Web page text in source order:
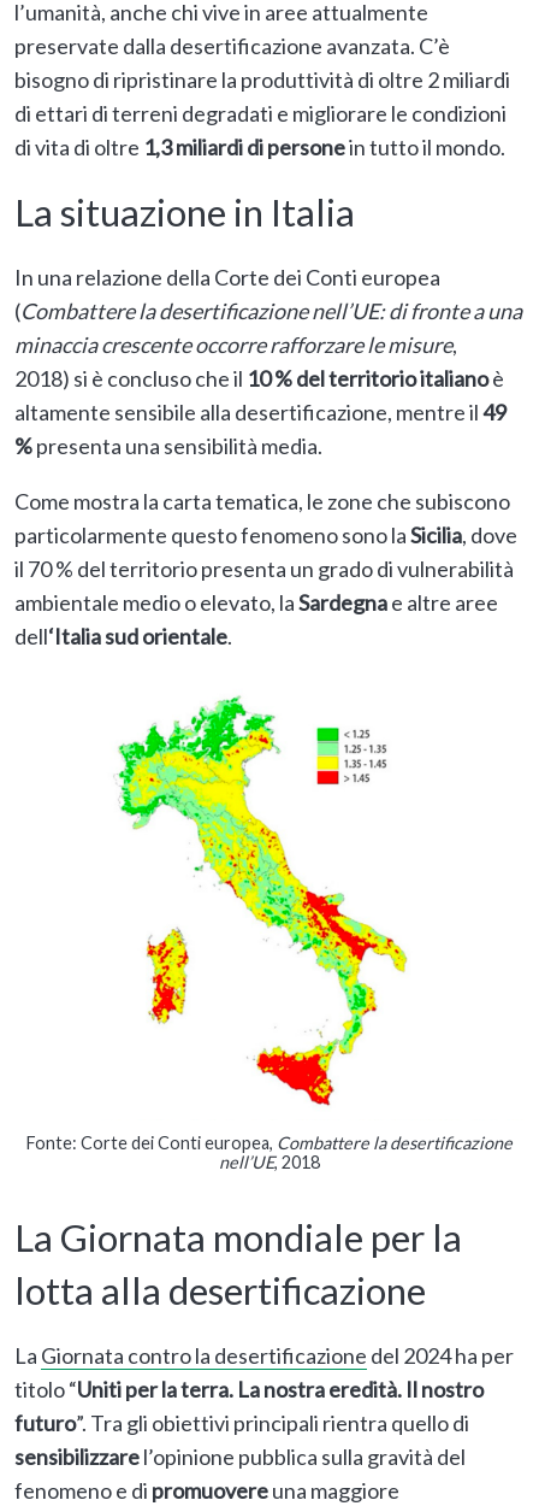
l’umanità, anche chi vive in aree attualmente
preservate dalla desertificazione avanzata. C’è
bisogno di ripristinare la produttività di oltre 2 miliardi
di ettari di terreni degradati e migliorare le condizioni
di vita di oltre 1,3 miliardi di personein tutto il mondo.
La situazione in Italia
In una relazione della Corte dei Conti europea
(Combattere la desertificazione nell’UE: di fronte a una
minaccia crescente occorre rafforzare le misure,
2018) si è concluso che il 10 % del territorio italianoè
altamente sensibile alla desertificazione, mentre il49
%presenta una sensibilità media.
Come mostra la carta tematica, le zone che subiscono
particolarmente questo fenomeno sono laSicilia, dove
il 70 % del territorio presenta un grado di vulnerabilità
ambientale medio o elevato, laSardegnae altre aree
dell‘Italia sud orientale.
Fonte: Corte dei Conti europea, Combattere la desertificazione
nell’UE, 2018
La Giornata mondiale per la
lotta alla desertificazione
La Giornata contro la desertificazione del 2024 ha per
titolo “Uniti per la terra. La nostra eredità. Il nostro
futuro”. Tra gli obiettivi principali rientra quello di
sensibilizzarel’opinione pubblica sulla gravità del
fenomeno e di promuovereuna maggiore